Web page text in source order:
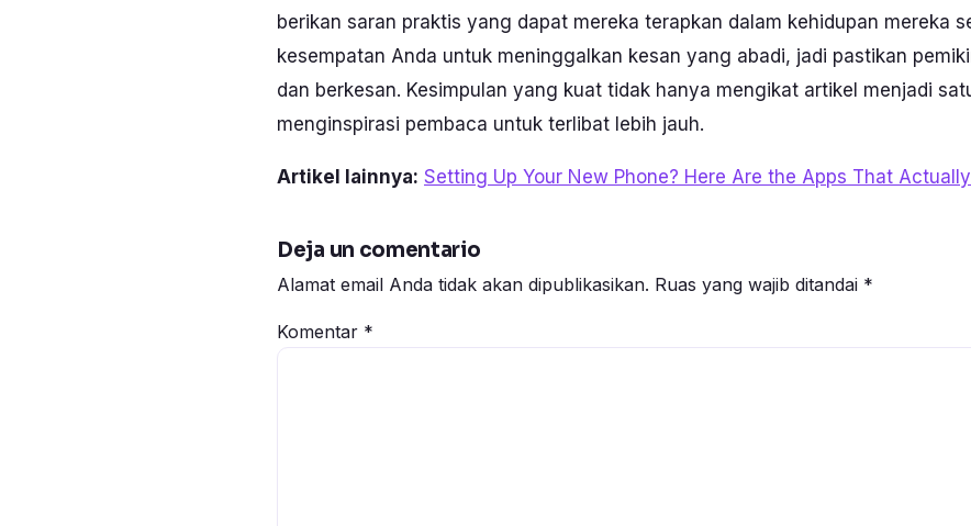
berikan saran praktis yang dapat mereka terapkan dalam kehidupan mereka
kesempatan Anda untuk meninggalkan kesan yang abadi, jadi pastikan
dan berkesan. Kesimpulan yang kuat tidak hanya mengikat artikel menjadi
menginspirasi pembaca untuk terlibat lebih jauh.
Artikel lainnya: Setting Up Your New Phone? Here Are the Apps That
Deja un comentario
Alamat email Anda tidak akan dipublikasikan. Ruas yang wajib ditandai *
Komentar *